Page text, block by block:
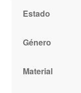
Estado
Género
Material